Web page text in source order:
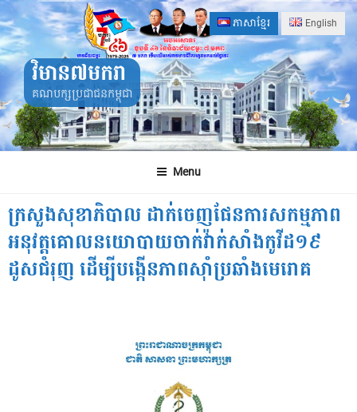
Skip
to
content
ភាសាខ្មែរ English
វិមាន៧មករា
គណបក្សប្រជាជនកម្ពុជា
Menu
ក្រសួងសុខាភិបាល ដាក់ចេញផែនការសកម្មភាព
អនុវត្តគោលនយោបាយចាក់វ៉ាក់សាំងកូវីដ១៩
ដូសជំរុញ ដើម្បីបង្កើនភាពស៊ាំប្រឆាំងមេរោគ